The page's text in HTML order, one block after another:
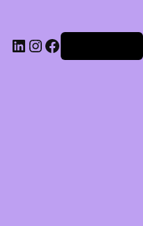
LinkedIn
Instagram
Facebook